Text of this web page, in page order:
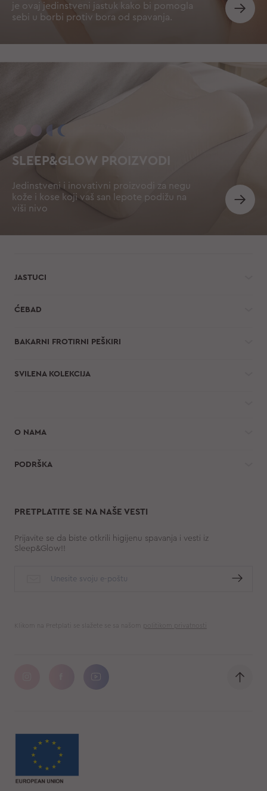
je ovaj jedinstveni jastuk kako bi pomogla
sebi u borbi protiv bora od spavanja.
SLEEP&GLOW PROIZVODI
Jedinstveni i inovativni proizvodi za negu
kože i kose koji vaš san lepote podižu na
viši nivo
JASTUCI
ĆEBAD
BAKARNI FROTIRNI PEŠKIRI
SVILENA KOLEKCIJA
O NAMA
PODRŠKA
PRETPLATITE SE NA NAŠE VESTI
Prijavite se da biste otkrili higijenu spavanja i vesti iz
Sleep&Glow!!
Klikom na Pretplati se slažete se sa našom politikom privatnosti